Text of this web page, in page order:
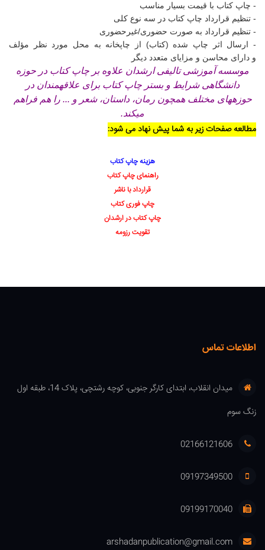
- چاپ کتاب با قیمت بسیار مناسب
- تنظیم قرارداد چاپ کتاب در سه نوع کلی
- تنظیم قرارداد به صورت حضوری/غیرحضوری
- ارسال اثر چاپ شده (کتاب) از چاپخانه به محل مورد نظر مؤلف
و دارای محاسن و مزایای متعدد دیگر
موسسه آموزشی تالیفی ارشدان علاوه بر چاپ کتاب در حوزه
دانشگاهی شرایط و بستر چاپ کتاب برای علاقهمندان در
حوزههای مختلف همچون رمان، داستان، شعر و ... را هم فراهم
میکند.
مطالعه صفحات زیر به شما پیش نهاد می شود:
هزینه چاپ کتاب
راهنمای چاپ کتاب
قرارداد با ناشر
چاپ فوری کتاب
چاپ کتاب در ارشدان
تقویت رزومه
اطلاعات تماس
میدان انقلاب، ابتدای کارگر جنوبی، کوچه رشتچی، پلاک 14، طبقه اول
زنگ سوم
02166121606
09197349500
09199170040
arshadanpublication@gmail.com